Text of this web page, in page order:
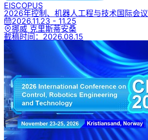
EISCOPUS
2026年控制、机器人工程与技术国际会议
2026.11.23 - 11.25
挪威 克里斯蒂安桑
截稿时间： 2026.08.15